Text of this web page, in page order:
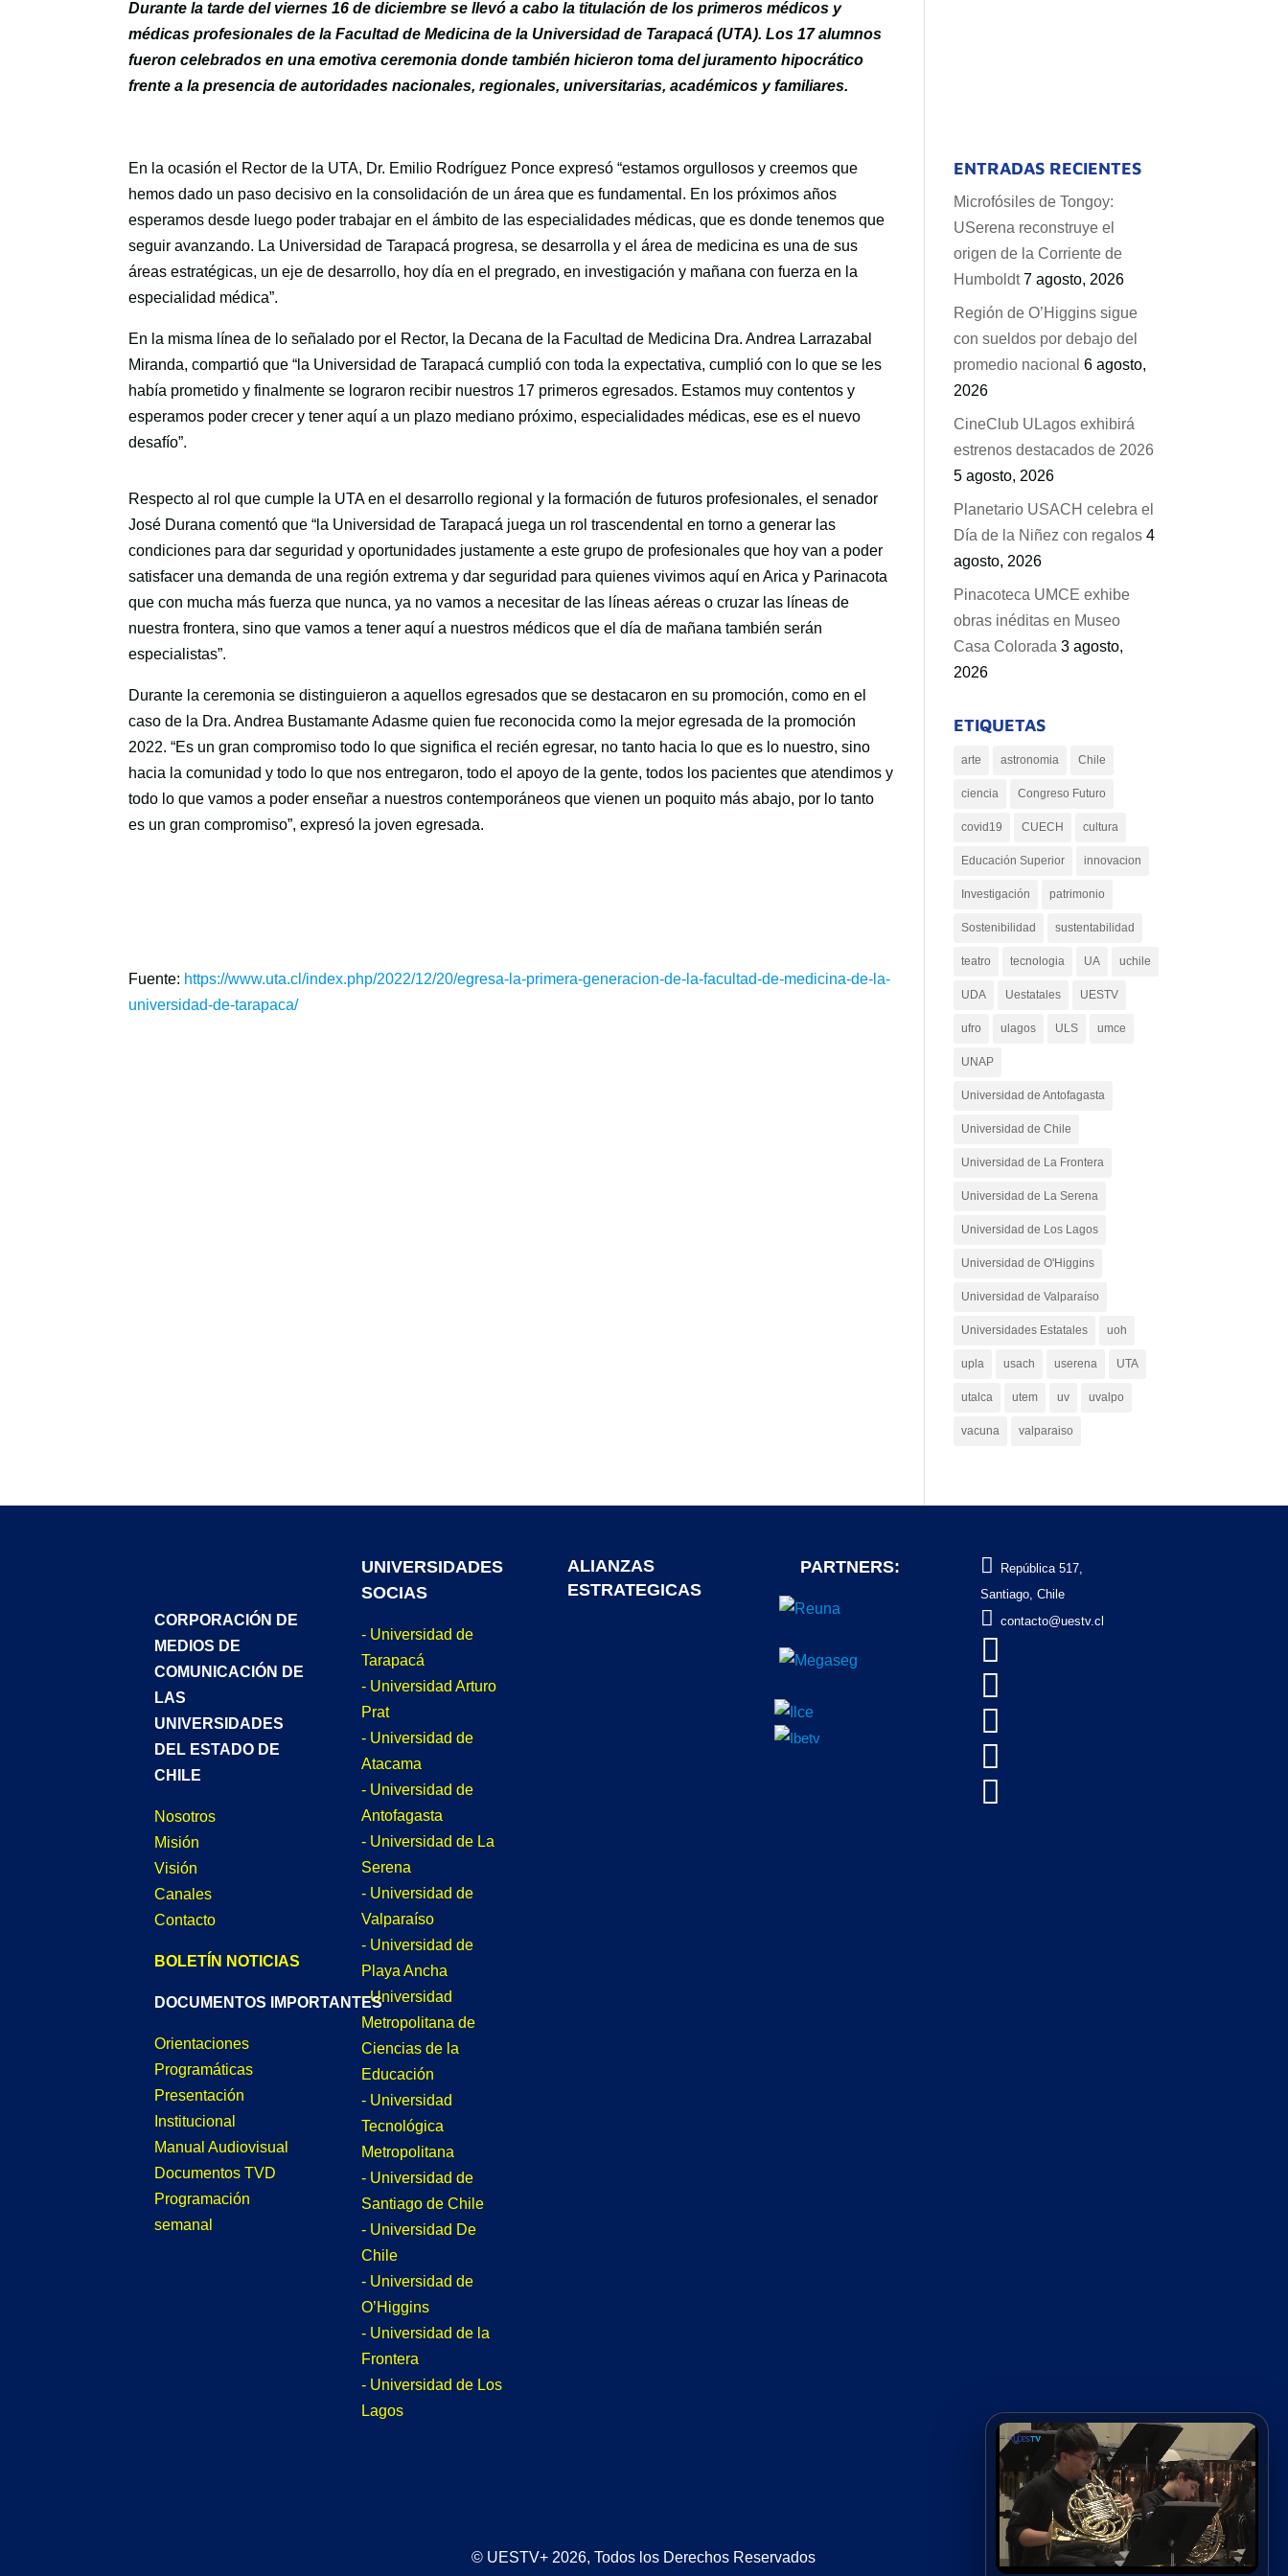
Durante la tarde del viernes 16 de diciembre se llevó a cabo la titulación de los primeros médicos y
médicas profesionales de la Facultad de Medicina de la Universidad de Tarapacá (UTA). Los 17 alumnos
fueron celebrados en una emotiva ceremonia donde también hicieron toma del juramento hipocrático
frente a la presencia de autoridades nacionales, regionales, universitarias, académicos y familiares.
En la ocasión el Rector de la UTA, Dr. Emilio Rodríguez Ponce expresó “estamos orgullosos y creemos que
hemos dado un paso decisivo en la consolidación de un área que es fundamental. En los próximos años
esperamos desde luego poder trabajar en el ámbito de las especialidades médicas, que es donde tenemos que
seguir avanzando. La Universidad de Tarapacá progresa, se desarrolla y el área de medicina es una de sus
áreas estratégicas, un eje de desarrollo, hoy día en el pregrado, en investigación y mañana con fuerza en la
especialidad médica”.
En la misma línea de lo señalado por el Rector, la Decana de la Facultad de Medicina Dra. Andrea Larrazabal
Miranda, compartió que “la Universidad de Tarapacá cumplió con toda la expectativa, cumplió con lo que se les
había prometido y finalmente se lograron recibir nuestros 17 primeros egresados. Estamos muy contentos y
esperamos poder crecer y tener aquí a un plazo mediano próximo, especialidades médicas, ese es el nuevo
desafío”.
Respecto al rol que cumple la UTA en el desarrollo regional y la formación de futuros profesionales, el senador
José Durana comentó que “la Universidad de Tarapacá juega un rol trascendental en torno a generar las
condiciones para dar seguridad y oportunidades justamente a este grupo de profesionales que hoy van a poder
satisfacer una demanda de una región extrema y dar seguridad para quienes vivimos aquí en Arica y Parinacota
que con mucha más fuerza que nunca, ya no vamos a necesitar de las líneas aéreas o cruzar las líneas de
nuestra frontera, sino que vamos a tener aquí a nuestros médicos que el día de mañana también serán
especialistas”.
Durante la ceremonia se distinguieron a aquellos egresados que se destacaron en su promoción, como en el
caso de la Dra. Andrea Bustamante Adasme quien fue reconocida como la mejor egresada de la promoción
2022. “Es un gran compromiso todo lo que significa el recién egresar, no tanto hacia lo que es lo nuestro, sino
hacia la comunidad y todo lo que nos entregaron, todo el apoyo de la gente, todos los pacientes que atendimos y
todo lo que vamos a poder enseñar a nuestros contemporáneos que vienen un poquito más abajo, por lo tanto
es un gran compromiso”, expresó la joven egresada.
Fuente: https://www.uta.cl/index.php/2022/12/20/egresa-la-primera-generacion-de-la-facultad-de-medicina-de-la-
universidad-de-tarapaca/
ENTRADAS RECIENTES
Microfósiles de Tongoy:
USerena reconstruye el
origen de la Corriente de
Humboldt 7 agosto, 2026
Región de O’Higgins sigue
con sueldos por debajo del
promedio nacional 6 agosto,
2026
CineClub ULagos exhibirá
estrenos destacados de 2026
5 agosto, 2026
Planetario USACH celebra el
Día de la Niñez con regalos 4
agosto, 2026
Pinacoteca UMCE exhibe
obras inéditas en Museo
Casa Colorada 3 agosto,
2026
ETIQUETAS
arte astronomia Chile
ciencia Congreso Futuro
covid19 CUECH cultura
Educación Superior innovacion
Investigación patrimonio
Sostenibilidad sustentabilidad
teatro tecnologia UA uchile
UDA Uestatales UESTV
ufro ulagos ULS umce
UNAP
Universidad de Antofagasta
Universidad de Chile
Universidad de La Frontera
Universidad de La Serena
Universidad de Los Lagos
Universidad de O'Higgins
Universidad de Valparaíso
Universidades Estatales uoh
upla usach userena UTA
utalca utem uv uvalpo
vacuna valparaiso
CORPORACIÓN DE
MEDIOS DE
COMUNICACIÓN DE
LAS
UNIVERSIDADES
DEL ESTADO DE
CHILE
Nosotros
Misión
Visión
Canales
Contacto
BOLETÍN NOTICIAS
DOCUMENTOS IMPORTANTES
Orientaciones
Programáticas
Presentación
Institucional
Manual Audiovisual
Documentos TVD
Programación
semanal
UNIVERSIDADES
SOCIAS
- Universidad de
Tarapacá
- Universidad Arturo
Prat
- Universidad de
Atacama
- Universidad de
Antofagasta
- Universidad de La
Serena
- Universidad de
Valparaíso
- Universidad de
Playa Ancha
- Universidad
Metropolitana de
Ciencias de la
Educación
- Universidad
Tecnológica
Metropolitana
- Universidad de
Santiago de Chile
- Universidad De
Chile
- Universidad de
O’Higgins
- Universidad de la
Frontera
- Universidad de Los
Lagos
ALIANZAS
ESTRATEGICAS
PARTNERS: 
República 517,
Santiago, Chile
 contacto@uestv.cl





© UESTV+ 2026, Todos los Derechos Reservados